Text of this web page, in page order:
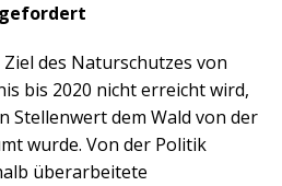
Ziel des Naturschutzes von
bis 2020 nicht erreicht wird,
Stellenwert dem Wald von der
wurde. Von der Politik
überarbeitete